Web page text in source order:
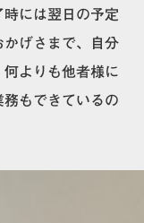
には翌日の予定
かげさまで、自分
よりも他者様に
もできているの